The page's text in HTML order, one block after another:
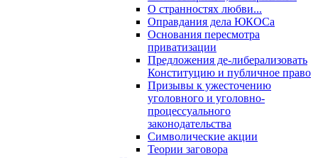
О странностях любви...
Оправдания дела ЮКОСа
Основания пересмотра
приватизации
Предложения де-либерализовать
Конституцию и публичное право
Призывы к ужесточению
уголовного и уголовно-
процессуального
законодательства
Символические акции
Теории заговора